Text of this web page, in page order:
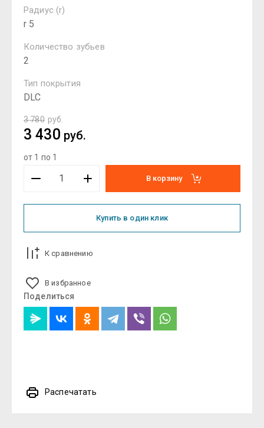
Радиус (r)
r 5
Количество зубьев
2
Тип покрытия
DLC
3 780 руб.
3 430 руб.
от 1 по 1
В корзину
Купить в один клик
К сравнению
В избранное
Поделиться
Распечатать